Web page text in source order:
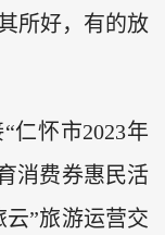
所好，有的放
仁怀市2023年
消费券惠民活
云”旅游运营交